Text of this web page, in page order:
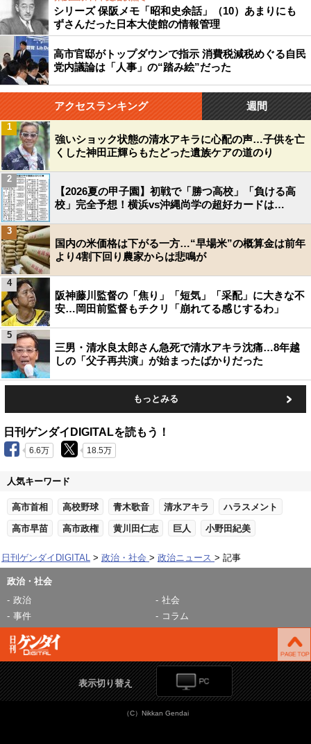
シリーズ 保阪メモ「昭和史余話」（10）あまりにも
ずさんだった日本大使館の情報管理
高市官邸がトップダウンで指示 消費税減税めぐる自民
党内議論は「人事」の“踏み絵”だった
アクセスランキング 週間
強いショック状態の清水アキラに心配の声…子供を亡
くした神田正輝らもたどった遺族ケアの道のり
1
【2026夏の甲子園】初戦で「勝つ高校」「負ける高
校」完全予想！横浜vs沖縄尚学の超好カードは…
2
国内の米価格は下がる一方…“早場米”の概算金は前年
より4割下回り農家からは悲鳴が
3
阪神藤川監督の「焦り」「短気」「采配」に大きな不
安…岡田前監督もチクリ「崩れてる感じするわ」
4
三男・清水良太郎さん急死で清水アキラ沈痛…8年越
しの「父子再共演」が始まったばかりだった
5
もっとみる
日刊ゲンダイDIGITALを読もう！
6.6万 18.5万
人気キーワード
高市首相 高校野球 青木歌音 清水アキラ ハラスメント
高市早苗 高市政権 黄川田仁志 巨人 小野田紀美
日刊ゲンダイDIGITAL 政治・社会 政治ニュース 記事
政治・社会
政治
社会
事件
コラム
表示切り替え
（C）Nikkan Gendai